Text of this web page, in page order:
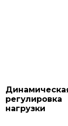
регулировка
нагрузки